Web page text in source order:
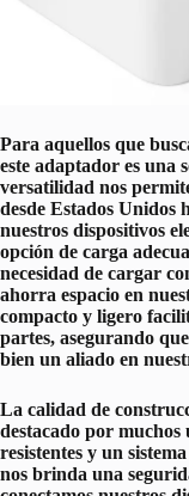
Para aquellos que
este adaptador es una
versatilidad nos
desde Estados Unidos
nuestros dispositivos
opción de carga
necesidad de cargar
ahorra espacio en
compacto y ligero
partes, asegurando
bien un aliado en
La calidad de
destacado por
resistentes y un
nos brinda una